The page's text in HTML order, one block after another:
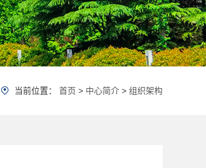
当前位置： 首页 > 中心简介 > 组织架构